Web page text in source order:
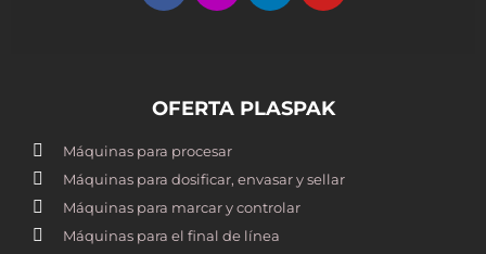
OFERTA PLASPAK
Máquinas para procesar
Máquinas para dosificar, envasar y sellar
Máquinas para marcar y controlar
Máquinas para el final de línea